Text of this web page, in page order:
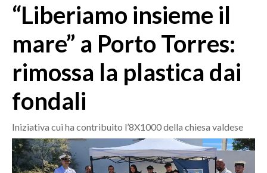
ORISTANO E PROVINCIA
GALLURA
NUORO E PROVINCIA
OGLIASTRA
AGENDA
CRONACA
ITALIA
MONDO
“Liberiamo insieme il
mare” a Porto Torres:
rimossa la plastica dai
fondali
Iniziativa cui ha contribuito l’8X1000 della chiesa valdese